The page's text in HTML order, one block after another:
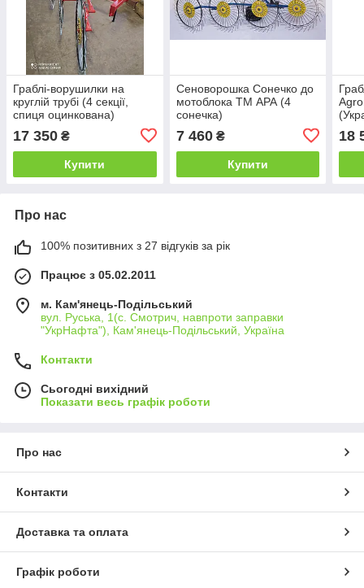
Граблі-ворушилки на
круглій трубі (4 секції,
спиця оцинкована)
17 350 ₴
Купити
Сеноворошка Сонечко до
мотоблока ТМ АРА (4
сонечка)
7 460₴
Купити
18
Про нас
100% позитивних з 27 відгуків за рік
Працює з 05.02.2011
м. Кам'янець-Подільський
вул. Руська, 1(с. Смотрич, навпроти заправки
"УкрНафта"), Кам'янець-Подільський, Україна
Контакти
Сьогодні вихідний
Показати весь графік роботи
Про нас
Контакти
Доставка та оплата
Графік роботи